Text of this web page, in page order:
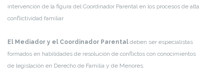
intervención de la figura del Coordinador Parental en los procesos de alta
conflictividad familiar
El Mediador y el Coordinador Parental deben ser especialistas
formados en habilidades de resolución de conflictos con conocimientos
de legislación en Derecho de Familia y de Menores.